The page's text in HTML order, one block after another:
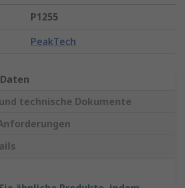
P1255
PeakTech
technische Dokumente